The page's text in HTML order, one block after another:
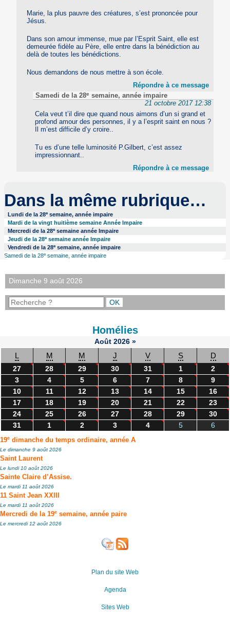
Marie, la plus pauvre des créatures, s’est prononcée pour
Jésus.
Dans son amour immense, mue par l’Esprit Saint, elle est
demeurée fidèle au Père, elle entre dans la bénédiction au
delà de toutes les bénédictions.
Nous demandons de nous mettre à son école.
Répondre à ce message
Samedi de la 28e semaine, année impaire
21 octobre 2017 12:38
Cela veut t’il dire que quand nous aimons d’un si grand et
profond amour des personnes, il y a l’esprit saint en nous ?
Il m’est difficile d’y croire..
Tu es d’une telle luminosité P.Gilbert, c’est assez
impressionnant..
Répondre à ce message
Dans la même rubrique…
Lundi de la 28e semaine, année impaire
Mardi de la vingt huitième semaine Année Impaire
Mercredi de la 28e semaine année Impaire
Jeudi de la 28esemaine année Impaire
Vendredi de la 28e semaine, année impaire
Samedi de la 28esemaine, année impaire
Dimanche 9 août 2026
Homélies
Août 2026 »
L M M J V S D
27 28 29 30 31 1
2
3
4 5 6 7 8
9
10
11 12 13 14 15
16
17
18 19 20 21 22
23
24
25 26 27 28 29
30
31
1 2 3 4 5 6
19e dimanche du temps ordinaire, année A
Le dimanche 9 août 2026
Saint Laurent
Le lundi 10 août 2026
Sainte Claire d’Assise.
Le mardi 11 août 2026
11 Saint Jean XXIII
Le mardi 11 août 2026
Mercredi de la 19e semaine, année paire
Le mercredi 12 août 2026
Plan du site Web
Agenda
Sites Web